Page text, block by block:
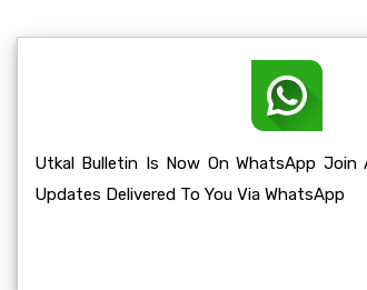
Utkal Bulletin Is Now On WhatsApp
Updates Delivered To You Via WhatsApp